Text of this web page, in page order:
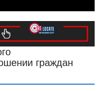
граждан